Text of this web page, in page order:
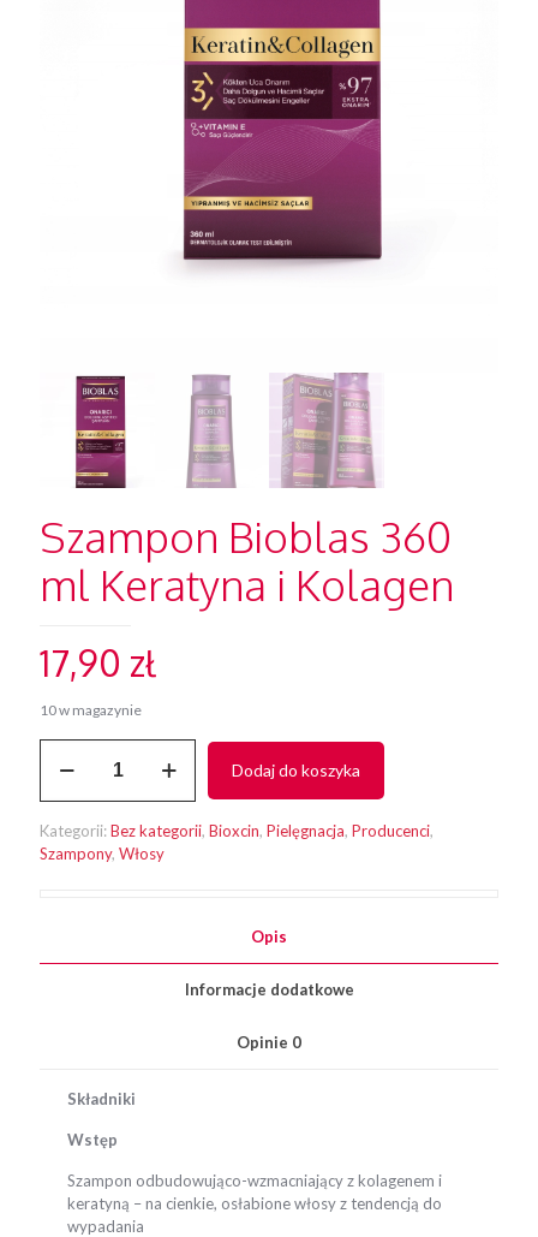
Szampon Bioblas 360
ml Keratyna i Kolagen
17,90 zł
10 w magazynie
Szampon
ml
Keratyna
Dodaj do koszyka
Kategorii:Bez kategorii, Bioxcin, Pielęgnacja, Producenci,
Szampony, Włosy
Opis
Informacje dodatkowe
Opinie 0
Składniki
Wstęp
Szampon odbudowująco-wzmacniający z kolagenem i
keratyną – na cienkie, osłabione włosy z tendencją do
wypadania